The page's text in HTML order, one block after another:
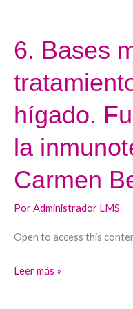
6. Bases
hígado.
la
Carmen
PorAdministrador LMS
Open to access this
6.
Bases
moleculares
tratamiento
del
cáncer
de
hígado.
Fundamento
inmunoterapia.
Leer más »